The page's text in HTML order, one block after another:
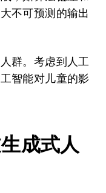
不可预测的输出
群。考虑到人工
智能对儿童的影
生成式人